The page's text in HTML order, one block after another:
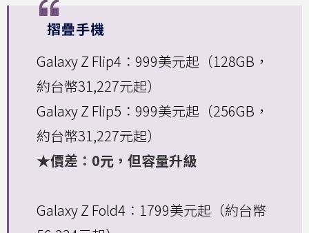
摺疊手機
Galaxy Z Flip4：999美元起（128GB，
約台幣31,227元起）
Galaxy Z Flip5：999美元起（256GB，
約台幣31,227元起）
★價差：0元，但容量升級
Galaxy Z Fold4：1799美元起（約台幣